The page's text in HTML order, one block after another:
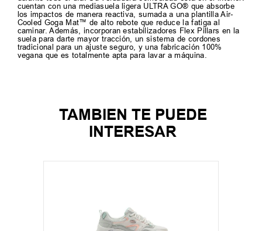
cuentan con una mediasuela ligera ULTRA GO® que absorbe
los impactos de manera reactiva, sumada a una plantilla Air-
Cooled Goga Mat™ de alto rebote que reduce la fatiga al
caminar. Además, incorporan estabilizadores Flex Pillars en la
suela para darte mayor tracción, un sistema de cordones
tradicional para un ajuste seguro, y una fabricación 100%
vegana que es totalmente apta para lavar a máquina.
TAMBIEN TE PUEDE
INTERESAR